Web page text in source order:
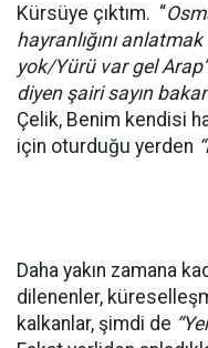
Kürsüye çıktım. “
hayranlığını
yok/Yürü var gel
diyen şairi sayın
Çelik, Benim kendisi
için oturduğu yerden
Daha yakın zamana
dilenenler,
kalkanlar, şimdi de